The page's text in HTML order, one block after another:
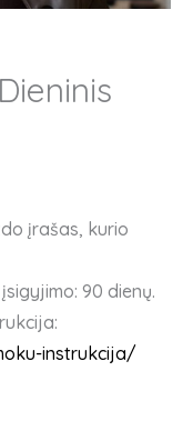
įrašas, kurio
90 dienų.
instrukcija/